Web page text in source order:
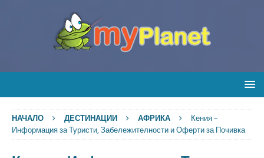
НАЧАЛО ДЕСТИНАЦИИ АФРИКА
Кения –
Информация за Туристи, Забележителности и Оферти за Почивка